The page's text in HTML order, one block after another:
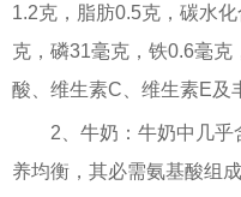
1.2克，脂肪0.5克，碳水
克，磷31毫克，铁0.6毫克
酸、维生素C、维生素E及
2、牛奶：牛奶中几
养均衡，其必需氨基酸组